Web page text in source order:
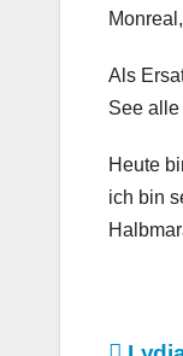
Als
See
Heute
ich bin